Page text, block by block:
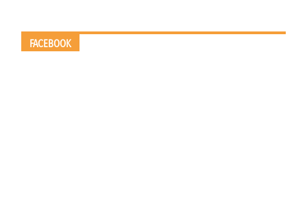
FACEBOOK